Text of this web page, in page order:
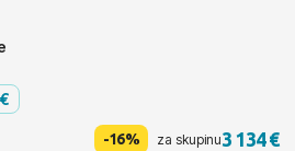
-16% za skupinu3 134 €